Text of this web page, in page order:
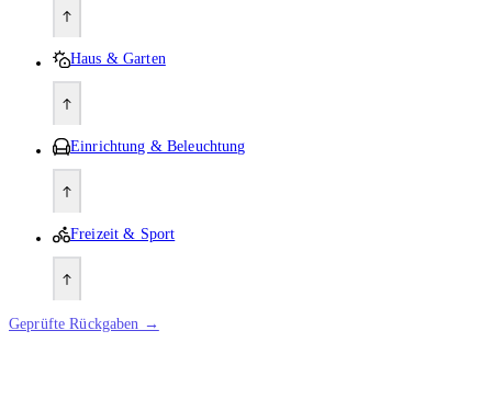
Haus & Garten
Einrichtung & Beleuchtung
Freizeit & Sport
Geprüfte Rückgaben →